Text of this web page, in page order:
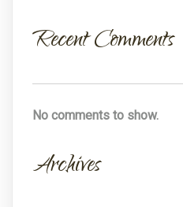
Recent Comments
No comments to show.
Archives